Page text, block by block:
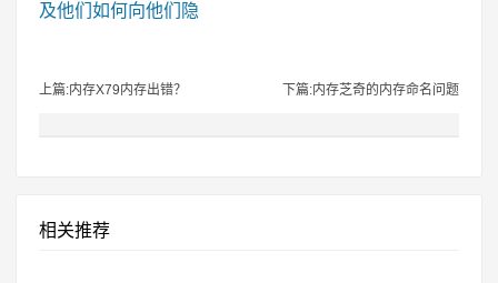
及他们如何向他们隐
上篇:内存X79内存出错？ 下篇:内存芝奇的内存命名问题
相关推荐